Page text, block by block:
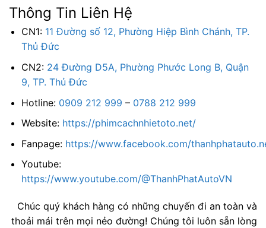
Thông Tin Liên Hệ
CN1: 11 Đường số 12, Phường Hiệp Bình Chánh, TP.
Thủ Đức
CN2: 24 Đường D5A, Phường Phước Long B, Quận
9, TP. Thủ Đức
Hotline: 0909 212 999 – 0788 212 999
Website: https://phimcachnhietoto.net/
Fanpage: https://www.facebook.com/
Youtube:
https://www.youtube.com/@ThanhPhatAutoVN
Chúc quý khách hàng có những chuyến đi an toàn và
thoải mái trên mọi nẻo đường! Chúng tôi luôn sẵn lòng